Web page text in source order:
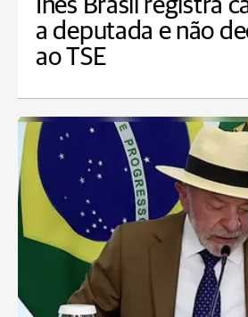
Inês Brasil registra
a deputada e não
ao TSE